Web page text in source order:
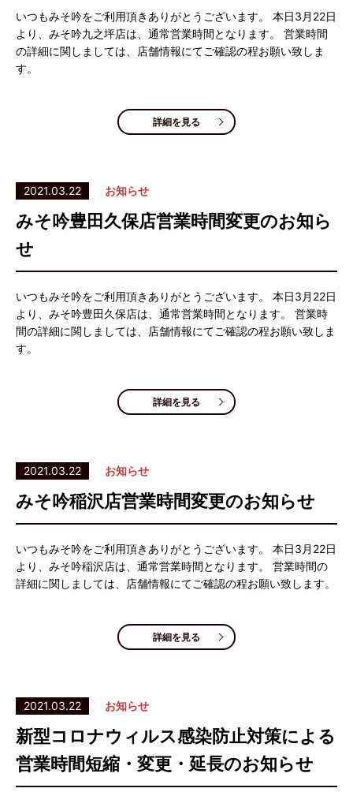
いつもみそ吟をご利用頂きありがとうございます。 本日3月22日
より、みそ吟九之坪店は、通常営業時間となります。 営業時間
の詳細に関しましては、店舗情報にてご確認の程お願い致しま
す。
詳細を見る
2021.03.22 お知らせ
みそ吟豊田久保店営業時間変更のお知ら
せ
いつもみそ吟をご利用頂きありがとうございます。 本日3月22日
より、みそ吟豊田久保店は、通常営業時間となります。 営業時
間の詳細に関しましては、店舗情報にてご確認の程お願い致しま
す。
詳細を見る
2021.03.22 お知らせ
みそ吟稲沢店営業時間変更のお知らせ
いつもみそ吟をご利用頂きありがとうございます。 本日3月22日
より、みそ吟稲沢店は、通常営業時間となります。 営業時間の
詳細に関しましては、店舗情報にてご確認の程お願い致します。
詳細を見る
2021.03.22 お知らせ
新型コロナウィルス感染防止対策による
営業時間短縮・変更・延長のお知らせ